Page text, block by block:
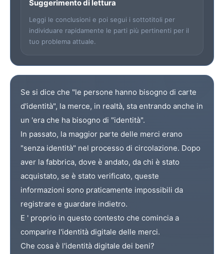
Suggerimento di lettura
Leggi le conclusioni e poi segui i sottotitoli per
individuare rapidamente le parti più pertinenti per il
tuo problema attuale.
Se si dice che "le persone hanno bisogno di carte
d'identità", la merce, in realtà, sta entrando anche in
un 'era che ha bisogno di "identità".
In passato, la maggior parte delle merci erano
"senza identità" nel processo di circolazione. Dopo
aver la fabbrica, dove è andato, da chi è stato
acquistato, se è stato verificato, queste
informazioni sono praticamente impossibili da
registrare e guardare indietro.
E ' proprio in questo contesto che comincia a
comparire l'identità digitale delle merci.
Che cosa è l'identità digitale dei beni?